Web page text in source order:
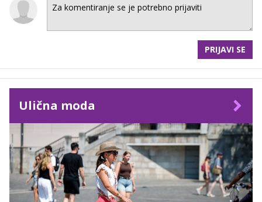
PRIJAVI SE
Ulična moda